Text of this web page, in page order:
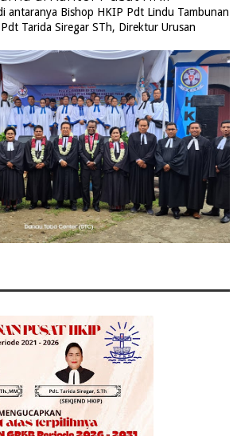
antaranya Bishop HKIP Pdt Lindu Tambunan
Tarida Siregar STh, Direktur Urusan